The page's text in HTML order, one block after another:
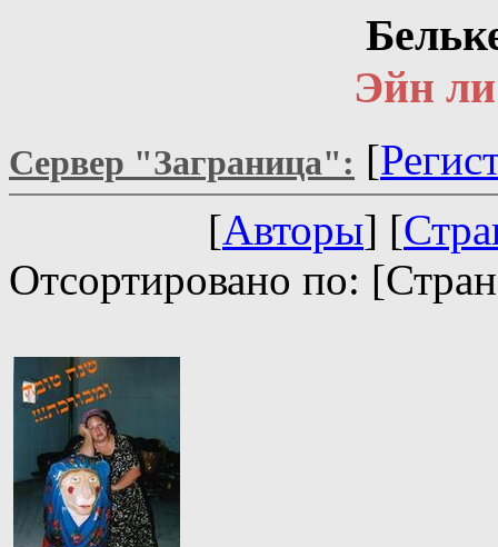
Эйн ли
Сервер "Заграница": [
[Авторы] [
Отсортировано по: